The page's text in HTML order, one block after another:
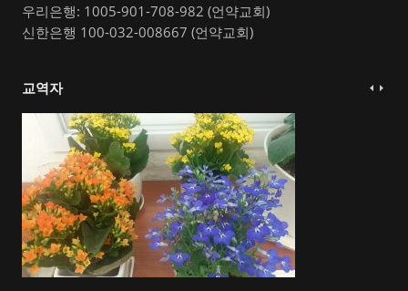
우리은행: 1005-901-708-982 (언약교회)
신한은행 100-032-008667 (언약교회)
교역자